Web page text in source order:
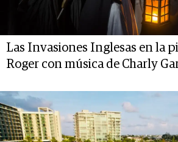
Las Invasiones Inglesas en la
Roger con música de Charly